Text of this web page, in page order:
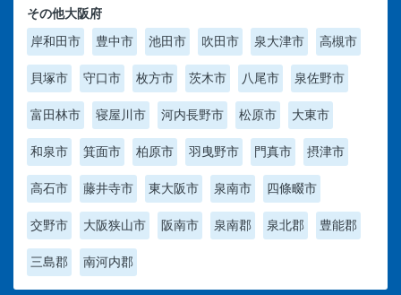
その他大阪府
岸和田市
豊中市 池田市 吹田市 泉大津市 高槻市
貝塚市 守口市 枚方市 茨木市 八尾市 泉佐野市
富田林市 寝屋川市 河内長野市 松原市 大東市
和泉市 箕面市 柏原市 羽曳野市 門真市 摂津市
高石市 藤井寺市 東大阪市 泉南市 四條畷市
交野市 大阪狭山市 阪南市 泉南郡 泉北郡 豊能郡
三島郡 南河内郡